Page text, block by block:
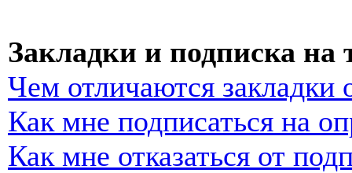
Закладки и подписка на
Чем отличаются закладки
Как мне подписаться на
Как мне отказаться от